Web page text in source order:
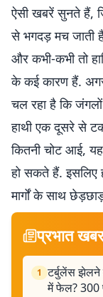
ऐसी खबरें सुनते हैं,
से भगदड़ मच जाती
और कभी-कभी तो
के कई कारण हैं. अगर
चल रहा है कि
हाथी एक दूसरे से
कितनी चोट आई,
हो सकते हैं. इसलिए
मार्गों के साथ
प्रभात
1 टर्बुलेंस झेलने
में फेल? 300